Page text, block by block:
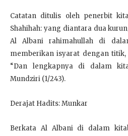
Catatan ditulis oleh penerbit
Shahihah: yang diantara dua
Al Albani rahimahullah di
memberikan isyarat dengan
“Dan lengkapnya di dalam
Mundziri (1/243).
Derajat Hadits: Munkar
Berkata Al Albani di dalam